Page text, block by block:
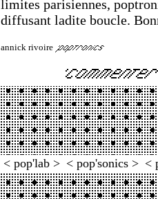
limites parisiennes,
diffusant ladite boucle.
annick rivoire
< pop'lab > < pop'sonics > <